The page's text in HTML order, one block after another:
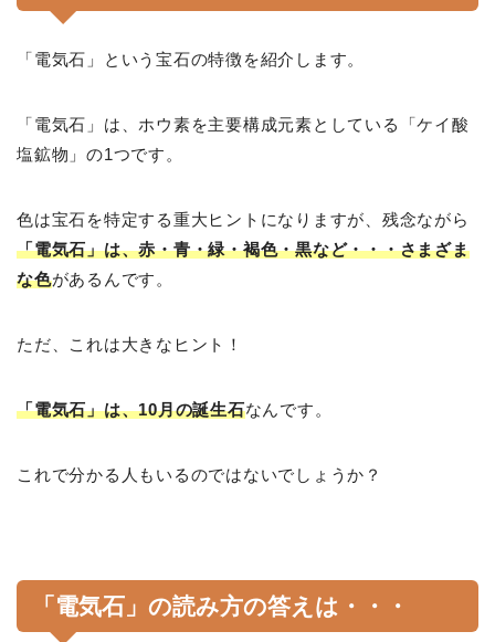
「電気石」という宝石の特徴を紹介します。
「電気石」は、ホウ素を主要構成元素としている「ケイ酸
塩鉱物」の1つです。
色は宝石を特定する重大ヒントになりますが、残念ながら
「電気石」は、赤・青・緑・褐色・黒など・・・さまざま
な色があるんです。
ただ、これは大きなヒント！
「電気石」は、10月の誕生石なんです。
これで分かる人もいるのではないでしょうか？
「電気石」の読み方の答えは・・・